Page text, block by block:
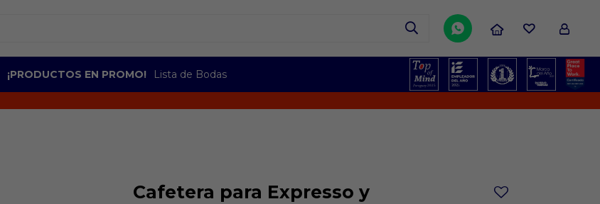
¡PRODUCTOS EN PROMO! Lista de Bodas

Cafetera para Expresso y